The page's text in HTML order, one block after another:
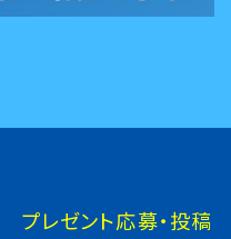
プレゼント応募・投稿